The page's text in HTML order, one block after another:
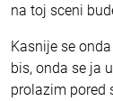
na toj sceni
Kasnije se
bis, onda se ja
prolazim pored